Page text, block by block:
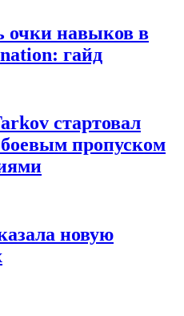
очки навыков в
гайд
стартовал
пропуском
новую